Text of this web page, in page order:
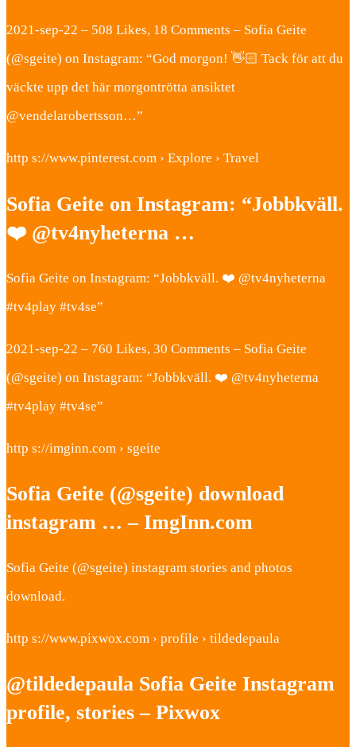
2021-sep-22 – 508 Likes, 18 Comments – Sofia Geite
(@sgeite) on Instagram: “God morgon! 👋🏻 Tack för att du
väckte upp det här morgontrötta ansiktet
@vendelarobertsson…”
http s://www.pinterest.com › Explore › Travel
Sofia Geite on Instagram: “Jobbkväll.
❤️ @tv4nyheterna …
Sofia Geite on Instagram: “Jobbkväll. ❤️ @tv4nyheterna
#tv4play #tv4se”
2021-sep-22 – 760 Likes, 30 Comments – Sofia Geite
(@sgeite) on Instagram: “Jobbkväll. ❤️ @tv4nyheterna
#tv4play #tv4se”
http s://imginn.com › sgeite
Sofia Geite (@sgeite) download
instagram … – ImgInn.com
Sofia Geite (@sgeite) instagram stories and photos
download.
http s://www.pixwox.com › profile › tildedepaula
@tildedepaula Sofia Geite Instagram
profile, stories – Pixwox